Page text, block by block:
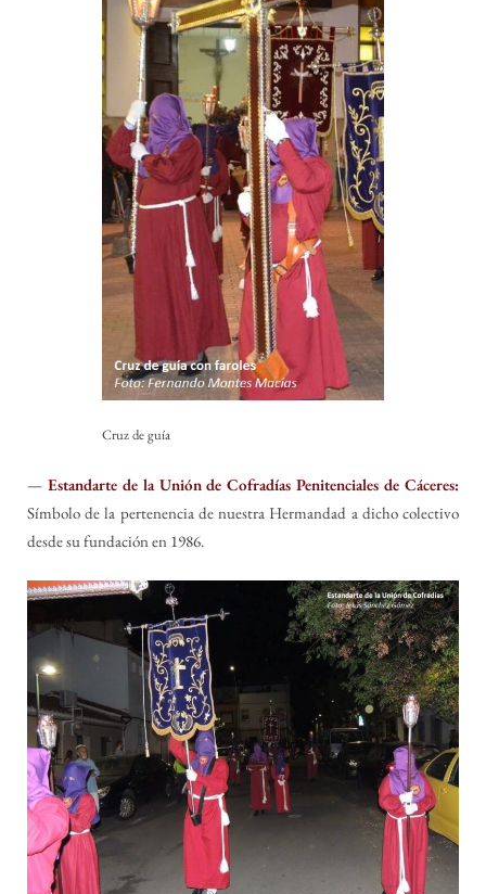
Cruz de guía
— Estandarte de la Unión de Cofradías Penitenciales de Cáceres:
Símbolo de la pertenencia de nuestra Hermandad a dicho colectivo
desde su fundación en 1986.